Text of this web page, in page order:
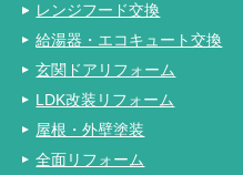
レンジフード交換
給湯器・エコキュート交換
玄関ドアリフォーム
LDK改装リフォーム
屋根・外壁塗装
全面リフォーム